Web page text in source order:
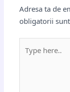
Adresa ta de
obligatorii
here..